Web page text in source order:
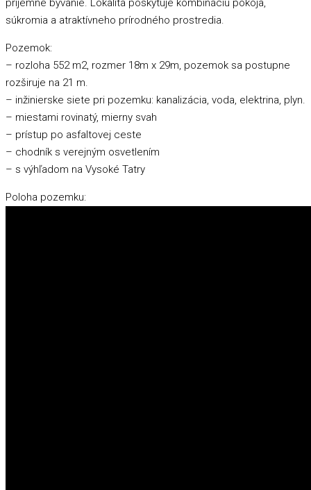
príjemné bývanie. Lokalita poskytuje kombináciu pokoja,
súkromia a atraktívneho prírodného prostredia.
Pozemok:
– rozloha 552 m2, rozmer 18m x 29m, pozemok sa postupne
rozširuje na 21 m.
– inžinierske siete pri pozemku: kanalizácia, voda, elektrina, plyn.
– miestami rovinatý, mierny svah
– prístup po asfaltovej ceste
– chodník s verejným osvetlením
– s výhľadom na Vysoké Tatry
Poloha pozemku: